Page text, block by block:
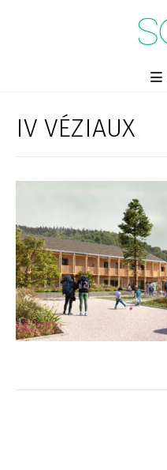
IV VÉZIAUX